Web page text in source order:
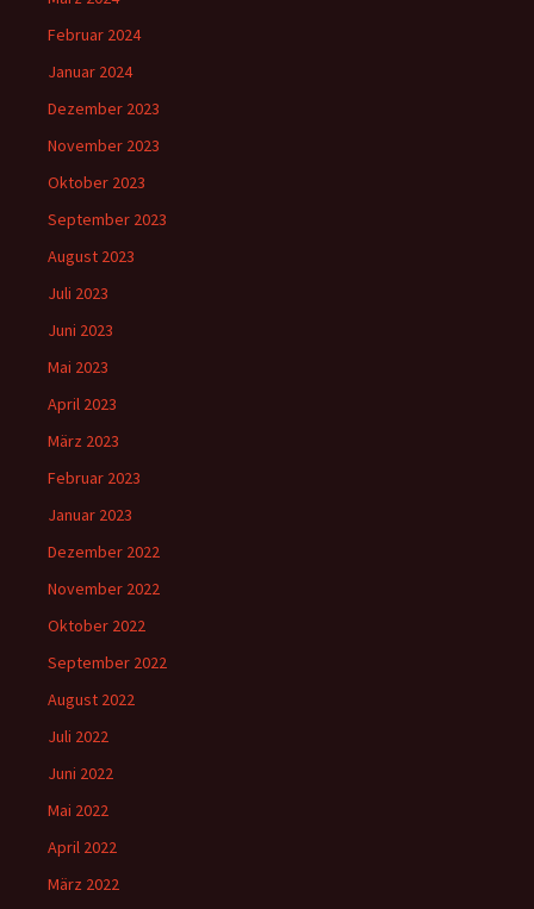
Februar 2024
Januar 2024
Dezember 2023
November 2023
Oktober 2023
September 2023
August 2023
Juli 2023
Juni 2023
Mai 2023
April 2023
März 2023
Februar 2023
Januar 2023
Dezember 2022
November 2022
Oktober 2022
September 2022
August 2022
Juli 2022
Juni 2022
Mai 2022
April 2022
März 2022